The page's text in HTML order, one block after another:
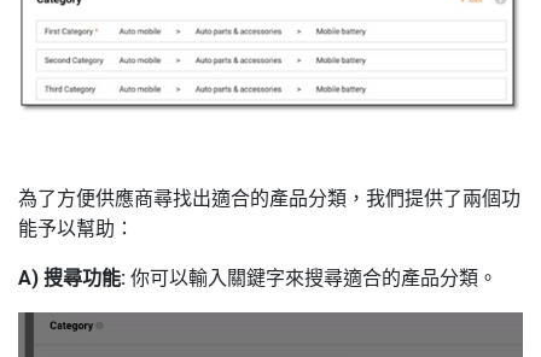
為了方便供應商尋找出適合的產品分類，我們提供了兩個功
能予以幫助：
A) 搜尋功能: 你可以輸入關鍵字來搜尋適合的產品分類。